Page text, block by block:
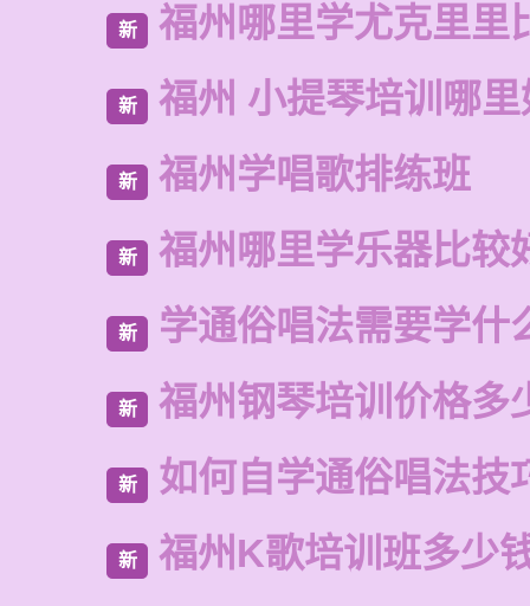
新 福州哪里学尤克里里
新 福州 小提琴培训哪
新 福州学唱歌排练班
新 福州哪里学乐器比较
新 学通俗唱法需要学什
新 福州钢琴培训价格多
新 如何自学通俗唱法技
新 福州K歌培训班多少